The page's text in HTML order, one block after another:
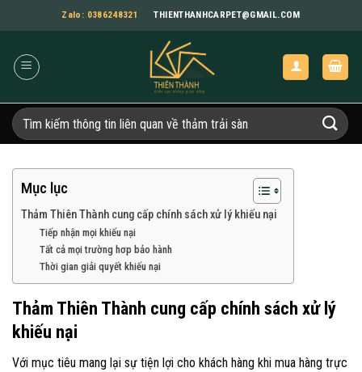
qua
dung
Zalo: 0386248321 THIENTHANHCARPET@GMAIL.COM
Tìm
kiếm:
Mục lục
Thảm Thiên Thành cung cấp chính sách xử lý khiếu nại
Tiếp nhận mọi khiếu nại
Tất cả mọi trường hơp bảo hành
Thời gian giải quyết khiếu nại
Thảm Thiên Thành cung cấp chính sách xử lý
khiếu nại
Với mục tiêu mang lại sự tiện lợi cho khách hàng khi mua hàng trực